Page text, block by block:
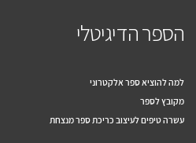
הספר הדיגיטלי
למה להוציא ספר אלקטרוני
מקובץ לספר
עשרה טיפים לעיצוב כריכת ספר מנצחת